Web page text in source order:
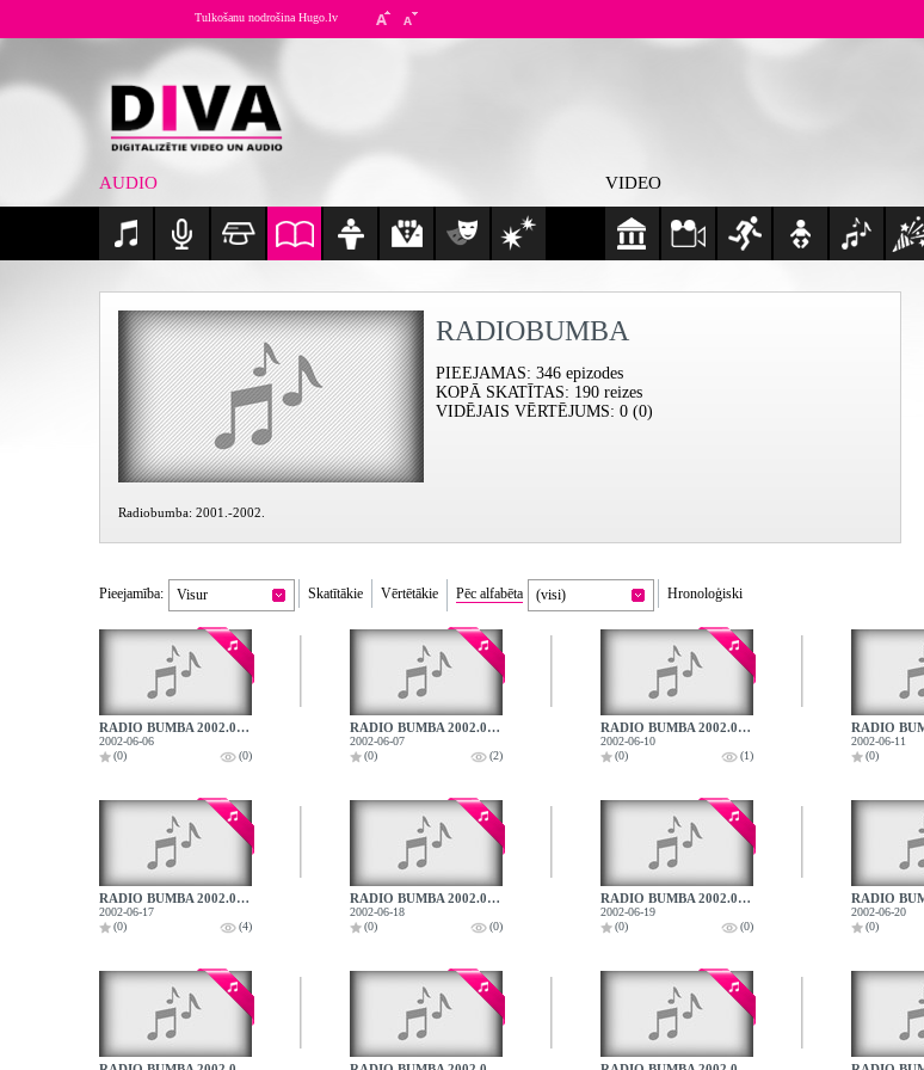
Tulkošanu nodrošina Hugo.lv
AUDIO VIDEO
RADIOBUMBA
PIEEJAMAS: 346 epizodes
KOPĀ SKATĪTAS: 190 reizes
VIDĒJAIS VĒRTĒJUMS: 0 (0)
Radiobumba: 2001.-2002.
Pieejamība: Visur Skatītākie Vērtētākie Pēc alfabēta (visi) Hronoloģiski
RADIO BUMBA 2002.06.06.
2002-06-06
(0)
(0)
RADIO BUMBA 2002.06.07.
2002-06-07
(0)
(2)
RADIO BUMBA 2002.06.10.
2002-06-10
(0)
(1)
2002-06-11
(0)
RADIO BUMBA 2002.06.17.
2002-06-17
(0)
(4)
RADIO BUMBA 2002.06.18.
2002-06-18
(0)
(0)
RADIO BUMBA 2002.06.19.
2002-06-19
(0)
(0)
2002-06-20
(0)